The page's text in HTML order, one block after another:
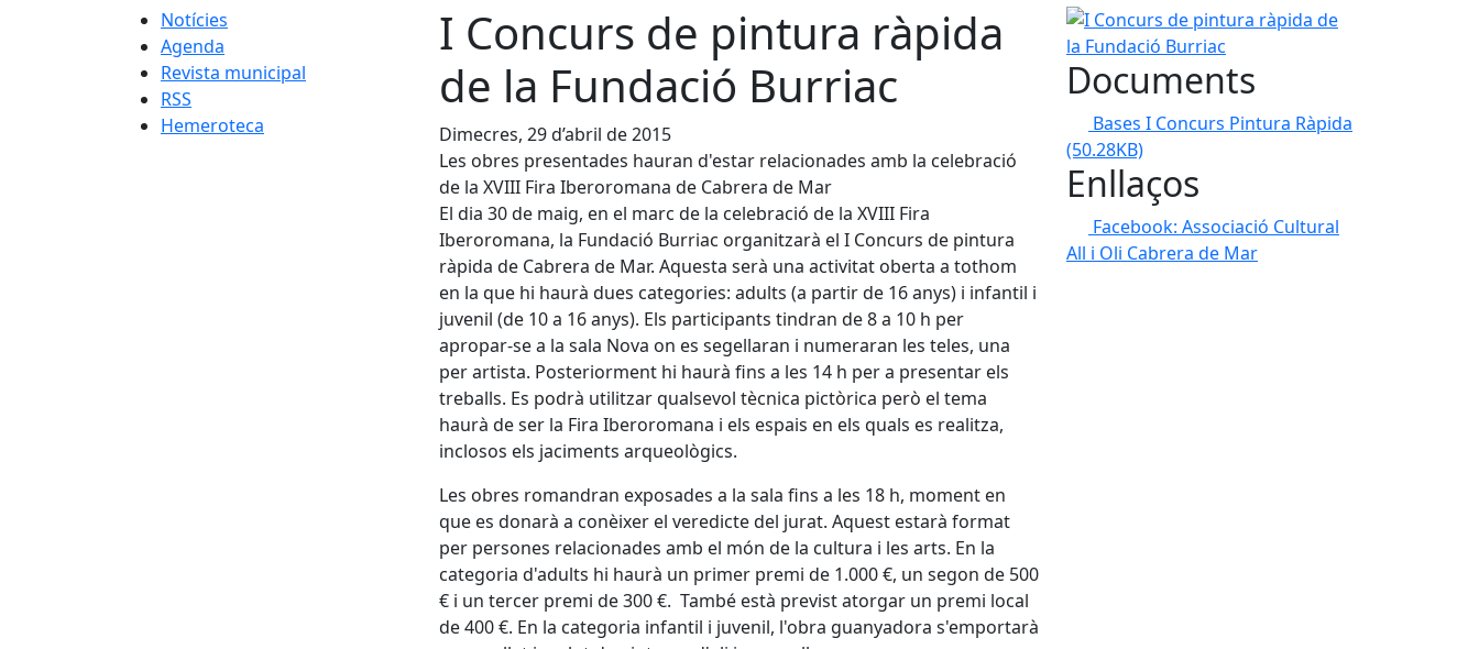
Notícies
Agenda
Revista municipal
RSS
Hemeroteca
I Concurs de pintura ràpida
de la Fundació Burriac
Dimecres, 29 d’abril de 2015
Les obres presentades hauran d'estar relacionades amb la celebració
de la XVIII Fira Iberoromana de Cabrera de Mar
El dia 30 de maig, en el marc de la celebració de la XVIII Fira
Iberoromana, la Fundació Burriac organitzarà el I Concurs de pintura
ràpida de Cabrera de Mar. Aquesta serà una activitat oberta a tothom
en la que hi haurà dues categories: adults (a partir de 16 anys) i infantil i
juvenil (de 10 a 16 anys). Els participants tindran de 8 a 10 h per
apropar-se a la sala Nova on es segellaran i numeraran les teles, una
per artista. Posteriorment hi haurà fins a les 14 h per a presentar els
treballs. Es podrà utilitzar qualsevol tècnica pictòrica però el tema
haurà de ser la Fira Iberoromana i els espais en els quals es realitza,
inclosos els jaciments arqueològics.
Les obres romandran exposades a la sala fins a les 18 h, moment en
que es donarà a conèixer el veredicte del jurat. Aquest estarà format
per persones relacionades amb el món de la cultura i les arts. En la
categoria d'adults hi haurà un primer premi de 1.000 €, un segon de 500
€ i un tercer premi de 300 €. També està previst atorgar un premi local
de 400 €. En la categoria infantil i juvenil, l'obra guanyadora s'emportarà
I Concurs de pintura ràpida de la Fundació
Documents
Bases I Concurs Pintura Ràpida
(50.28KB)
Enllaços
Facebook: Associació Cultural
All i Oli Cabrera de Mar